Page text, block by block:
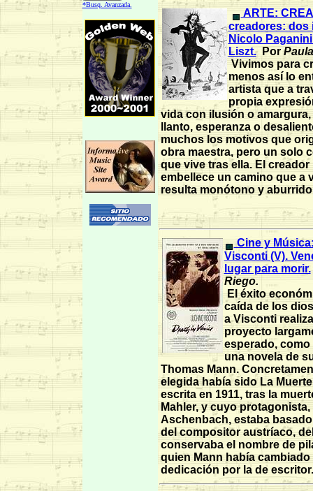
*Busq. Avanzada.
ARTE:
creadores: dos
Nicolo
Liszt.
Por
Vivimos para
menos así lo
artista que a
propia
vida con ilusión o amargura,
llanto, esperanza o
muchos los motivos que
obra maestra, pero un solo
que vive tras ella. El creador
embellece un camino que a
resulta monótono y
Cine y
Visconti (V).
lugar para morir.
Riego.
El éxito
caída de los
a Visconti
proyecto
esperado, como
una novela de
Thomas Mann.
elegida había sido La
escrita en 1911, tras la
Mahler, y cuyo
Aschenbach, estaba
del compositor austríaco,
conservaba el nombre de
quien Mann había cambiado
dedicación por la de escritor.